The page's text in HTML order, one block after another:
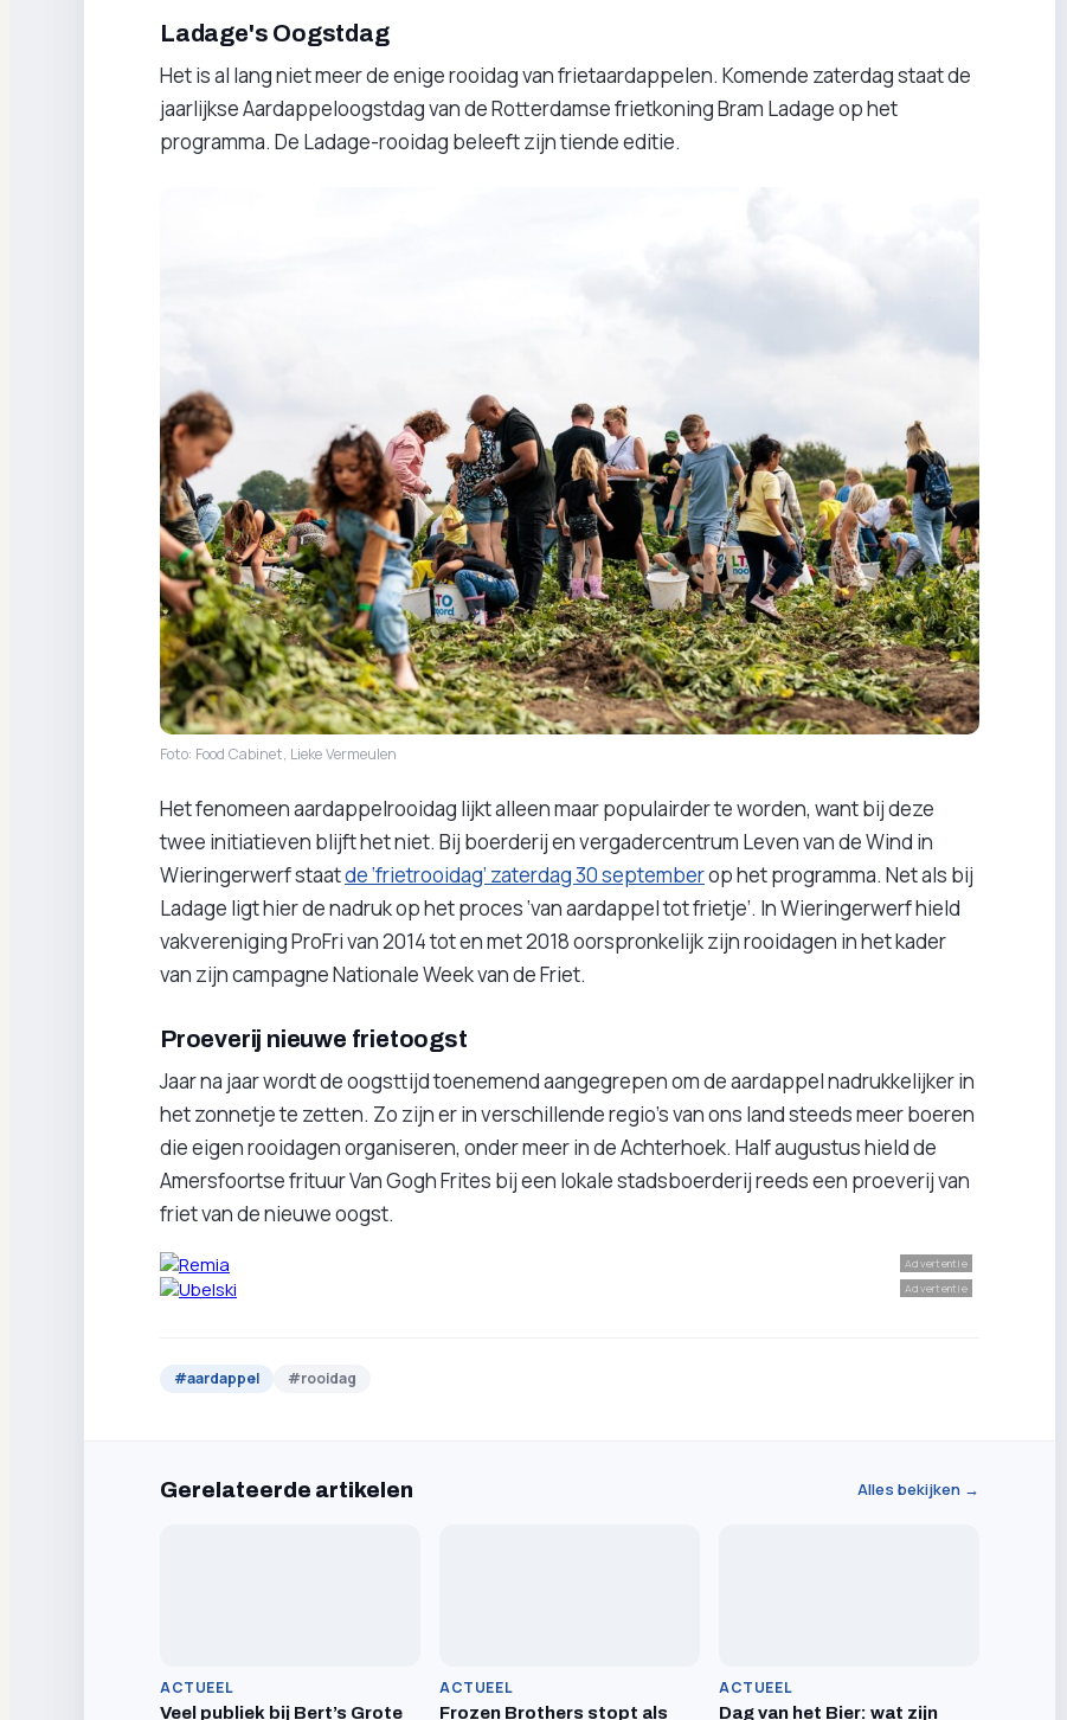
Ladage's Oogstdag
Het is al lang niet meer de enige rooidag van frietaardappelen. Komende zaterdag staat de
jaarlijkse Aardappeloogstdag van de Rotterdamse frietkoning Bram Ladage op het
programma. De Ladage-rooidag beleeft zijn tiende editie.
Foto: Food Cabinet, Lieke Vermeulen
Het fenomeen aardappelrooidag lijkt alleen maar populairder te worden, want bij deze
twee initiatieven blijft het niet. Bij boerderij en vergadercentrum Leven van de Wind in
Wieringerwerf staatde ‘frietrooidag’ zaterdag 30 septemberop het programma. Net als bij
Ladage ligt hier de nadruk op het proces ‘van aardappel tot frietje’. In Wieringerwerf hield
vakvereniging ProFri van 2014 tot en met 2018 oorspronkelijk zijn rooidagen in het kader
van zijn campagne Nationale Week van de Friet.
Proeverij nieuwe frietoogst
Jaar na jaar wordt de oogsttijd toenemend aangegrepen om de aardappel nadrukkelijker in
het zonnetje te zetten. Zo zijn er in verschillende regio’s van ons land steeds meer boeren
die eigen rooidagen organiseren, onder meer in de Achterhoek. Half augustus hield de
Amersfoortse frituur Van Gogh Frites bij een lokale stadsboerderij reeds een proeverij van
friet van de nieuwe oogst.
Advertentie
Advertentie
#aardappel #rooidag
Gerelateerde artikelen Alles bekijken →
ACTUEEL
Veel publiek bij Bert’s Grote
ACTUEEL
Frozen Brothers stopt als
ACTUEEL
Dag van het Bier: wat zijn